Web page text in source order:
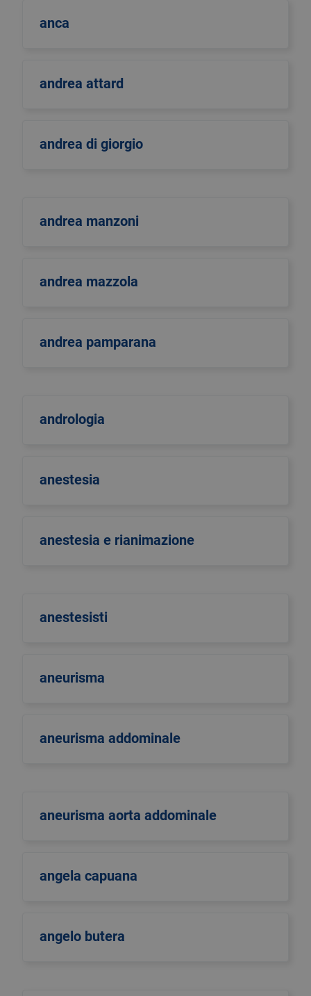
anca
andrea attard
andrea di giorgio
andrea manzoni
andrea mazzola
andrea pamparana
andrologia
anestesia
anestesia e rianimazione
anestesisti
aneurisma
aneurisma addominale
aneurisma aorta addominale
angela capuana
angelo butera